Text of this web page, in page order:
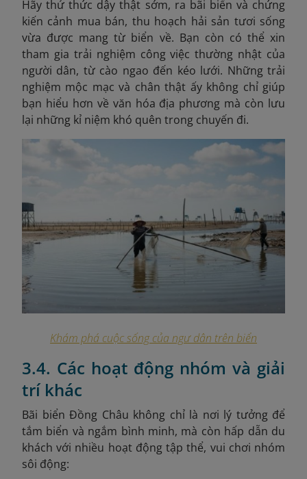
Hãy thử thức dậy thật sớm, ra bãi biển và chứng
kiến cảnh mua bán, thu hoạch hải sản tươi sống
vừa được mang từ biển về. Bạn còn có thể xin
tham gia trải nghiệm công việc thường nhật của
người dân, từ cào ngao đến kéo lưới. Những trải
nghiệm mộc mạc và chân thật ấy không chỉ giúp
bạn hiểu hơn về văn hóa địa phương mà còn lưu
lại những kỉ niệm khó quên trong chuyến đi.
Khám phá cuộc sống của ngư dân trên biển
3.4. Các hoạt động nhóm và giải
trí khác
Bãi biển Đồng Châu không chỉ là nơi lý tưởng để
tắm biển và ngắm bình minh, mà còn hấp dẫn du
khách với nhiều hoạt động tập thể, vui chơi nhóm
sôi động: